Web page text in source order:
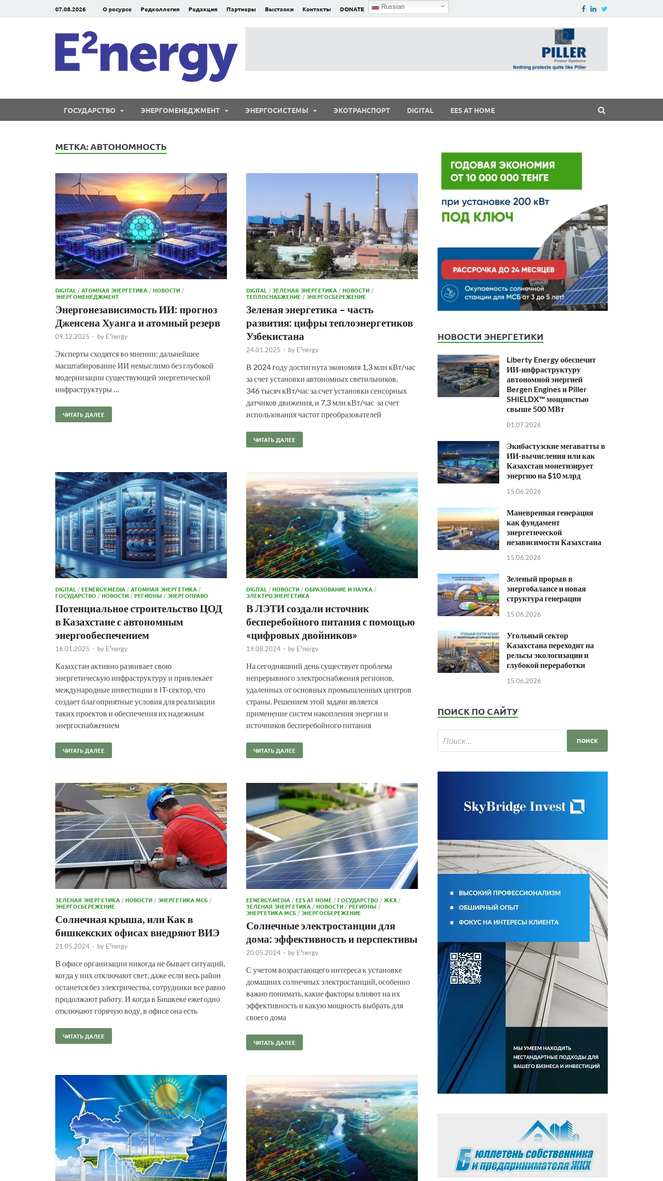
07.08.2026 О ресурсе Редколлегия Редакция Партнеры Выставки Контакты DONATE Russian
ГОСУДАРСТВО ЭНЕРГОМЕНЕДЖМЕНТ ЭНЕРГОСИСТЕМЫ ЭКОТРАНСПОРТ DIGITAL EES AT HOME
МЕТКА:АВТОНОМНОСТЬ
DIGITAL /АТОМНАЯ ЭНЕРГЕТИКА /НОВОСТИ /
ЭНЕРГОМЕНЕДЖМЕНТ
Энергонезависимость ИИ: прогноз
Дженсена Хуанга и атомный резерв
09.12.2025 - by E²nergy
Эксперты сходятся во мнении: дальнейшее
масштабирование ИИ немыслимо без глубокой
модернизации существующей энергетической
инфраструктуры …
ЧИТАТЬ ДАЛЕЕ
DIGITAL /ЗЕЛЕНАЯ ЭНЕРГЕТИКА /НОВОСТИ /
ТЕПЛОСНАБЖЕНИЕ /ЭНЕРГОСБЕРЕЖЕНИЕ
Зеленая энергетика – часть
развития: цифры теплоэнергетиков
Узбекистана
24.01.2025 - by E²nergy
В 2024 году достигнута экономия 1,3 млн кВт/час
за счет установки автономных светильников,
346 тысяч кВт/час за счет установки сенсорных
датчиков движения, и 7,3 млн кВт/час за счет
использования частот преобразователей
ЧИТАТЬ ДАЛЕЕ
DIGITAL /EENERGY.MEDIA /АТОМНАЯ ЭНЕРГЕТИКА /
ГОСУДАРСТВО /НОВОСТИ /РЕГИОНЫ /ЭНЕРГОПРАВО
Потенциальное строительство ЦОД
в Казахстане с автономным
энергообеспечением
16.01.2025 - by E²nergy
Казахстан активно развивает свою
энергетическую инфраструктуру и привлекает
международные инвестиции в IT-сектор, что
создает благоприятные условия для реализации
таких проектов и обеспечения их надежным
энергоснабжением
ЧИТАТЬ ДАЛЕЕ
DIGITAL /НОВОСТИ /ОБРАЗОВАНИЕ И НАУКА /
ЭЛЕКТРОЭНЕРГЕТИКА
В ЛЭТИ создали источник
бесперебойного питания с помощью
«цифровых двойников»
19.08.2024 - by E²nergy
На сегодняшний день существует проблема
непрерывного электроснабжения регионов,
удаленных от основных промышленных центров
страны. Решением этой задачи является
применение систем накопления энергии и
источников бесперебойного питания
ЧИТАТЬ ДАЛЕЕ
ЗЕЛЕНАЯ ЭНЕРГЕТИКА /НОВОСТИ /ЭНЕРГЕТИКА МСБ /
ЭНЕРГОСБЕРЕЖЕНИЕ
Солнечная крыша, или Как в
бишкекских офисах внедряют ВИЭ
21.05.2024 - by E²nergy
В офисе организации никогда не бывает ситуаций,
когда у них отключают свет, даже если весь район
останется без электричества, сотрудники все равно
продолжают работу. И когда в Бишкеке ежегодно
отключают горячую воду, в офисе она есть
ЧИТАТЬ ДАЛЕЕ
EENERGY.MEDIA /EES AT HOME /ГОСУДАРСТВО /ЖКХ /
ЗЕЛЕНАЯ ЭНЕРГЕТИКА /НОВОСТИ /РЕГИОНЫ /
ЭНЕРГЕТИКА МСБ /ЭНЕРГОСБЕРЕЖЕНИЕ
Солнечные электростанции для
дома: эффективность и перспективы
20.05.2024 - by E²nergy
С учетом возрастающего интереса к установке
домашних солнечных электростанций, особенно
важно понимать, какие факторы влияют на их
эффективность и какую мощность выбрать для
своего дома
ЧИТАТЬ ДАЛЕЕ
НОВОСТИ ЭНЕРГЕТИКИ
Liberty Energy обеспечит
ИИ-инфраструктуру
автономной энергией
Bergen Engines и Piller
SHIELDX™ мощностью
свыше 500 МВт
01.07.2026
Экибастузские мегаватты в
ИИ-вычисления или как
Казахстан монетизирует
энергию на $10 млрд
15.06.2026
Маневренная генерация
как фундамент
энергетической
независимости Казахстана
15.06.2026
Зеленый прорыв в
энергобалансе и новая
структура генерации
15.06.2026
Угольный сектор
Казахстана переходит на
рельсы экологизации и
глубокой переработки
15.06.2026
ПОИСК ПО САЙТУ